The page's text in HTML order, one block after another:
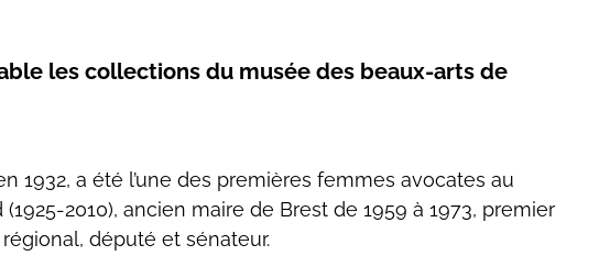
les collections du musée des beaux-arts de
1932, a été l’une des premières femmes avocates au
2010), ancien maire de Brest de 1959 à 1973, premier
député et sénateur.